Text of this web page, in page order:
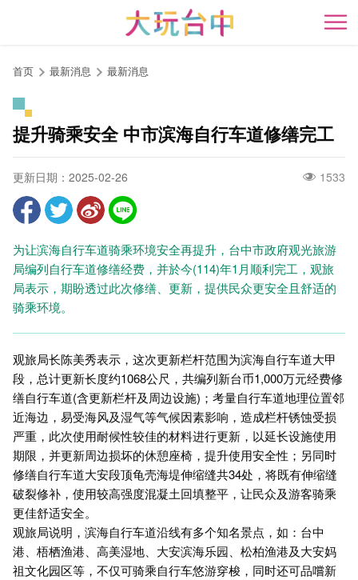
开
首页 最新消息 最新消息
提升骑乘安全 中市滨海自行车道修缮完工
更新日期：2025-02-26 1533
为让滨海自行车道骑乘环境安全再提升，台中市政府观光旅游
局编列自行车道修缮经费，并於今(114)年1月顺利完工，观旅
局表示，期盼透过此次修缮、更新，提供民众更安全且舒适的
骑乘环境。
观旅局长陈美秀表示，这次更新栏杆范围为滨海自行车道大甲
段，总计更新长度约1068公尺，共编列新台币1,000万元经费修
缮自行车道(含更新栏杆及周边设施)；考量自行车道地理位置邻
近海边，易受海风及湿气等气候因素影响，造成栏杆锈蚀受损
严重，此次使用耐候性较佳的材料进行更新，以延长设施使用
期限，并更新周边损坏的休憩座椅，提升使用安全性；另同时
修缮自行车道大安段顶龟壳海堤伸缩缝共34处，将既有伸缩缝
破裂修补，使用较高强度混凝土回填整平，让民众及游客骑乘
更佳舒适安全。
观旅局说明，滨海自行车道沿线有多个知名景点，如：台中
港、梧栖渔港、高美湿地、大安滨海乐园、松柏渔港及大安妈
祖文化园区等，不仅可骑乘自行车悠游穿梭，同时还可品嚐新